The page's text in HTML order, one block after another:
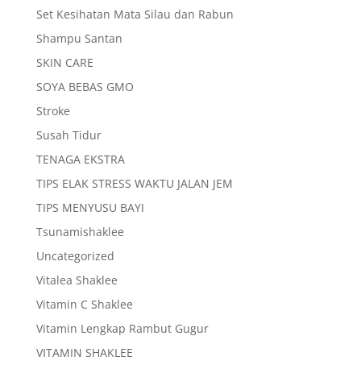
Set Kesihatan Mata Silau dan Rabun
Shampu Santan
SKIN CARE
SOYA BEBAS GMO
Stroke
Susah Tidur
TENAGA EKSTRA
TIPS ELAK STRESS WAKTU JALAN JEM
TIPS MENYUSU BAYI
Tsunamishaklee
Uncategorized
Vitalea Shaklee
Vitamin C Shaklee
Vitamin Lengkap Rambut Gugur
VITAMIN SHAKLEE